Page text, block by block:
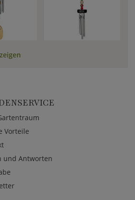
Vorteile
und Antworten